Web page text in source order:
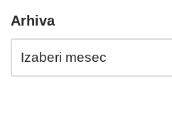
Arhiva